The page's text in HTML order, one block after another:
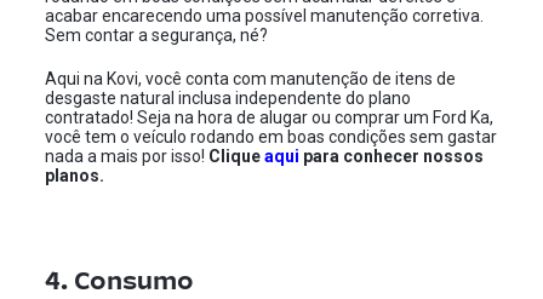
acabar encarecendo uma possível manutenção corretiva.
Sem contar a segurança, né?
Aqui na Kovi, você conta com manutenção de itens de
desgaste natural inclusa independente do plano
contratado! Seja na hora de alugar ou comprar um Ford Ka,
você tem o veículo rodando em boas condições sem gastar
nada a mais por isso! Cliqueaqui para conhecer nossos
planos.
4. Consumo